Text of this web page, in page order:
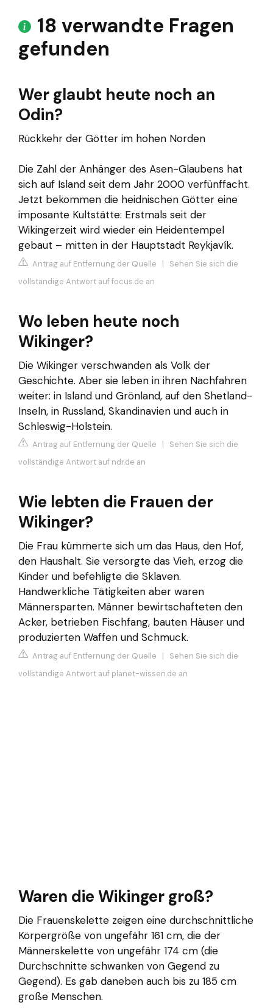
18 verwandte Fragen
gefunden
Wer glaubt heute noch an
Odin?
Rückkehr der Götter im hohen Norden
Die Zahl der Anhänger des Asen-Glaubens hat
sich auf Island seit dem Jahr 2000 verfünffacht.
Jetzt bekommen die heidnischen Götter eine
imposante Kultstätte: Erstmals seit der
Wikingerzeit wird wieder ein Heidentempel
gebaut – mitten in der Hauptstadt Reykjavík.
Antrag auf Entfernung der Quelle | Sehen Sie sich die
vollständige Antwort auf focus.de an
Wo leben heute noch
Wikinger?
Die Wikinger verschwanden als Volk der
Geschichte. Aber sie leben in ihren Nachfahren
weiter: in Island und Grönland, auf den Shetland-
Inseln, in Russland, Skandinavien und auch in
Schleswig-Holstein.
Antrag auf Entfernung der Quelle | Sehen Sie sich die
vollständige Antwort auf ndr.de an
Wie lebten die Frauen der
Wikinger?
Die Frau kümmerte sich um das Haus, den Hof,
den Haushalt. Sie versorgte das Vieh, erzog die
Kinder und befehligte die Sklaven.
Handwerkliche Tätigkeiten aber waren
Männersparten. Männer bewirtschafteten den
Acker, betrieben Fischfang, bauten Häuser und
produzierten Waffen und Schmuck.
Antrag auf Entfernung der Quelle | Sehen Sie sich die
vollständige Antwort auf planet-wissen.de an
Waren die Wikinger groß?
Die Frauenskelette zeigen eine durchschnittliche
Körpergröße von ungefähr 161 cm, die der
Männerskelette von ungefähr 174 cm (die
Durchschnitte schwanken von Gegend zu
Gegend). Es gab daneben auch bis zu 185 cm
große Menschen.